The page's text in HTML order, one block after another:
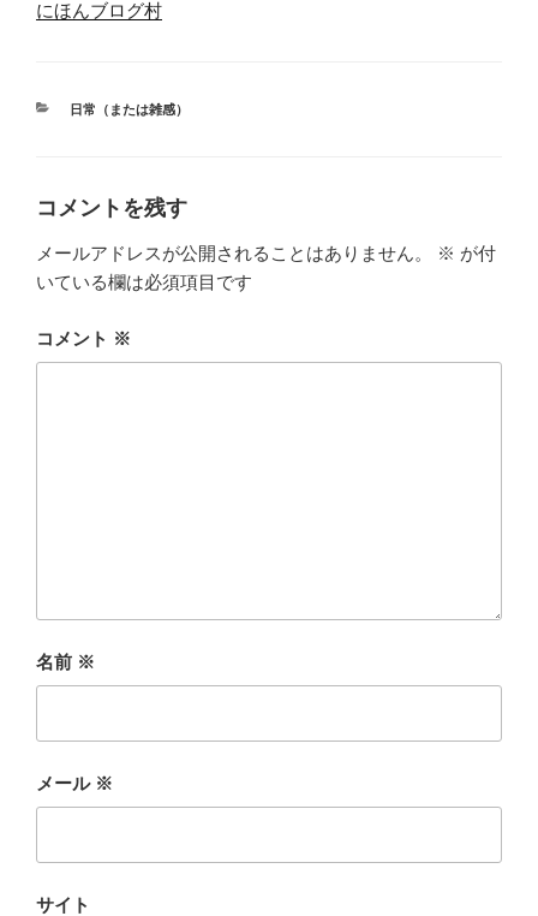
にほんブログ村
カ
日常（または雑感）
コメントを残す
メールアドレスが公開されることはありません。 ※ が付
いている欄は必須項目です
コメント ※
名前 ※
メール ※
サイト